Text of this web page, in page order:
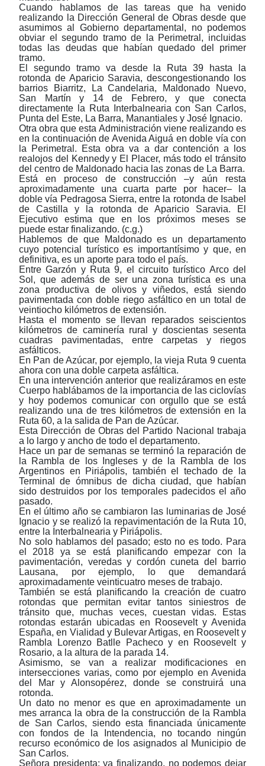
Cuando hablamos de las tareas que ha venido
realizando la Dirección General de Obras desde que
asumimos al Gobierno departamental, no podemos
obviar el segundo tramo de la Perimetral, incluidas
todas las deudas que habían quedado del primer
tramo.
El segundo tramo va desde la Ruta 39 hasta la
rotonda de Aparicio Saravia, descongestionando los
barrios Biarritz, La Candelaria, Maldonado Nuevo,
San Martín y 14 de Febrero, y que conecta
directamente la Ruta Interbalnearia con San Carlos,
Punta del Este, La Barra, Manantiales y José Ignacio.
Otra obra que esta Administración viene realizando es
en la continuación de Avenida Aiguá en doble vía con
la Perimetral. Esta obra va a dar contención a los
realojos del Kennedy y El Placer, más todo el tránsito
del centro de Maldonado hacia las zonas de La Barra.
Está en proceso de construcción‒y aún resta
aproximadamente una cuarta parte por hacer‒ la
doble vía Pedragosa Sierra, entre la rotonda de Isabel
de Castilla y la rotonda de Aparicio Saravia. El
Ejecutivo estima que en los próximos meses se
puede estar finalizando. (c.g.)
Hablemos de que Maldonado es un departamento
cuyo potencial turístico es importantísimo y que, en
definitiva, es un aporte para todo el país.
Entre Garzón y Ruta 9, el circuito turístico Arco del
Sol, que además de ser una zona turística es una
zona productiva de olivos y viñedos, está siendo
pavimentada con doble riego asfáltico en un total de
veintiocho kilómetros de extensión.
Hasta el momento se llevan reparados seiscientos
kilómetros de caminería rural y doscientas sesenta
cuadras pavimentadas, entre carpetas y riegos
asfálticos.
En Pan de Azúcar, por ejemplo, la vieja Ruta 9 cuenta
ahora con una doble carpeta asfáltica.
En una intervención anterior que realizáramos en este
Cuerpo hablábamos de la importancia de las ciclovías
y hoy podemos comunicar con orgullo que se está
realizando una de tres kilómetros de extensión en la
Ruta 60, a la salida de Pan de Azúcar.
Esta Dirección de Obras del Partido Nacional trabaja
a lo largo y ancho de todo el departamento.
Hace un par de semanas se terminó la reparación de
la Rambla de los Ingleses y de la Rambla de los
Argentinos en Piriápolis, también el techado de la
Terminal de ómnibus de dicha ciudad, que habían
sido destruidos por los temporales padecidos el año
pasado.
En el último año se cambiaron las luminarias de José
Ignacio y se realizó la repavimentación de la Ruta 10,
entre la Interbalnearia y Piriápolis.
No solo hablamos del pasado; esto no es todo. Para
el 2018 ya se está planificando empezar con la
pavimentación, veredas y cordón cuneta del barrio
Lausana, por ejemplo, lo que demandará
aproximadamente veinticuatro meses de trabajo.
También se está planificando la creación de cuatro
rotondas que permitan evitar tantos siniestros de
tránsito que, muchas veces, cuestan vidas. Estas
rotondas estarán ubicadas en Roosevelt y Avenida
España, en Vialidad y Bulevar Artigas, en Roosevelt y
Rambla Lorenzo Batlle Pacheco y en Roosevelt y
Rosario, a la altura de la parada 14.
Asimismo, se van a realizar modificaciones en
intersecciones varias, como por ejemplo en Avenida
del Mar y Alonsopérez, donde se construirá una
rotonda.
Un dato no menor es que en aproximadamente un
mes arranca la obra de la construcción de la Rambla
de San Carlos, siendo esta financiada únicamente
con fondos de la Intendencia, no tocando ningún
recurso económico de los asignados al Municipio de
San Carlos.
Señora presidenta: ya finalizando, no podemos dejar